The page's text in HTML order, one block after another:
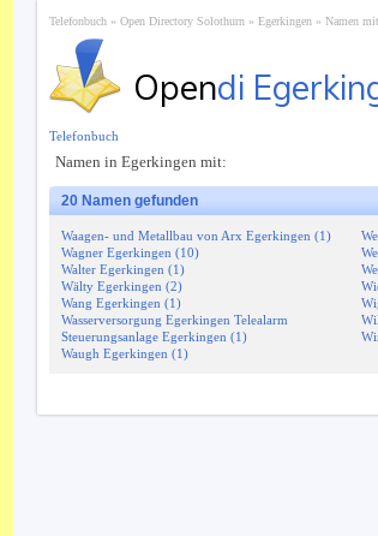
Telefonbuch Open Directory Solothurn Egerkingen Namen
Opendi
Namen in Egerkingen mit:
20 Namen gefunden
Waagen- und Metallbau von Arx Egerkingen (1)
Wagner Egerkingen (10)
Walter Egerkingen (1)
Wälty Egerkingen (2)
Wang Egerkingen (1)
Wasserversorgung Egerkingen Telealarm
Steuerungsanlage Egerkingen (1)
Waugh Egerkingen (1)
Telefonbuch